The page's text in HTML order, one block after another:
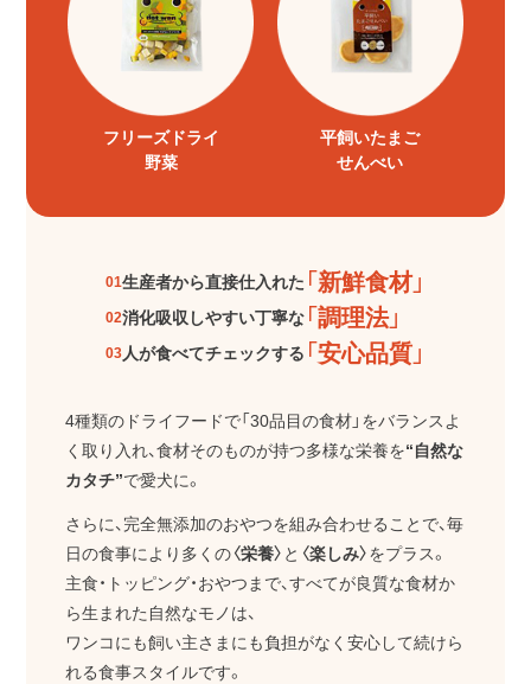
フリーズドライ
野菜
平飼いたまご
せんべい
01生産者から直接仕入れた「新鮮食材」
02消化吸収しやすい丁寧な「調理法」
03人が食べてチェックする 「安心品質」
4種類のドライフードで「30品目の食材」をバランスよ
く取り入れ、食材そのものが持つ多様な栄養を“自然な
カタチ”で愛犬に。
さらに、完全無添加のおやつを組み合わせることで、毎
日の食事により多くの〈栄養〉 と 〈楽しみ〉をプラス。
主食・トッピング・おやつまで、すべてが良質な食材か
ら生まれた自然なモノは、
ワンコにも飼い主さまにも負担がなく安心して続けら
れる食事スタイルです。